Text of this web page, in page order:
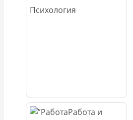
Психология
Работа и